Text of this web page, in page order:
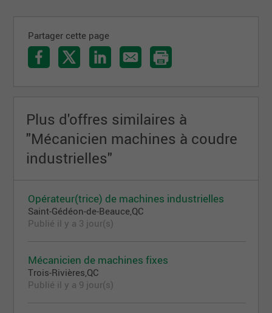
Partager cette page
Plus d'offres similaires à
"Mécanicien machines à coudre
industrielles"
Opérateur(trice) de machines industrielles
Saint-Gédéon-de-Beauce,QC
Publié il y a 3 jour(s)
Mécanicien de machines fixes
Trois-Rivières,QC
Publié il y a 9 jour(s)